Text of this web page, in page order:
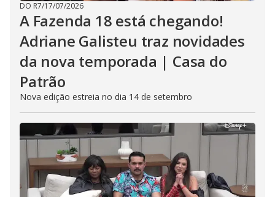
DO R7/17/07/2026
A Fazenda 18 está chegando!
Adriane Galisteu traz novidades
da nova temporada | Casa do
Patrão
Nova edição estreia no dia 14 de setembro